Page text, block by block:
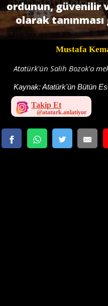
ordunun, güvenilir
olarak
Mustafa
Atatürk'ün Salih Bozok'a
Kaynak:Atatürk'ün Bütün
Takip Et